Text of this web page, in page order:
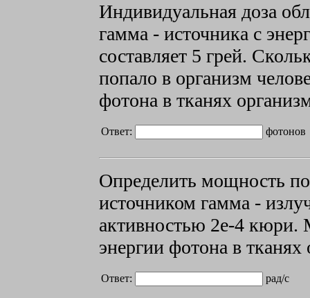
Индивидуальная доза
гамма - источника с
составляет 5 грей.
попало в организм
фотона в тканях
Ответ: фотонов
Определить мощность
источником гамма -
активностью 2е-4 кюри.
энергии фотона в
Ответ: рад/с